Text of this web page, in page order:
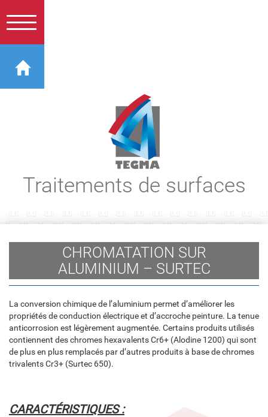
Traitements de surfaces
CHROMATATION SUR
ALUMINIUM – SURTEC
La conversion chimique de l’aluminium permet d’améliorer les
propriétés de conduction électrique et d’accroche peinture. La tenue
anticorrosion est légèrement augmentée. Certains produits utilisés
contiennent des chromes hexavalents Cr6+ (Alodine 1200) qui sont
de plus en plus remplacés par d’autres produits à base de chromes
trivalents Cr3+ (Surtec 650).
CARACTÉRISTIQUES :